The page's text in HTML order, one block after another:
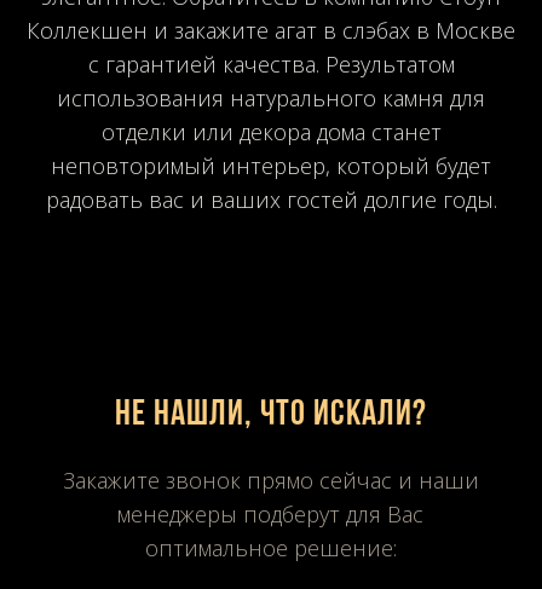
Коллекшен и закажите агат в слэбах в Москве
с гарантией качества. Результатом
использования натурального камня для
отделки или декора дома станет
неповторимый интерьер, который будет
радовать вас и ваших гостей долгие годы.
Не нашли, что искали?
Закажите звонок прямо сейчас и наши
менеджеры подберут для Вас
оптимальное решение: